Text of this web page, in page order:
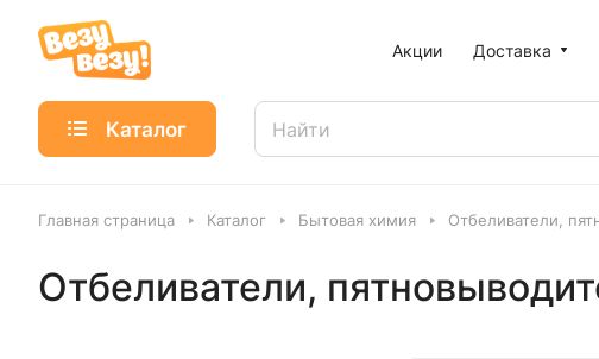
Акции Доставка
Каталог
Главная страница Каталог Бытовая химия Отбеливатели,
Отбеливатели,